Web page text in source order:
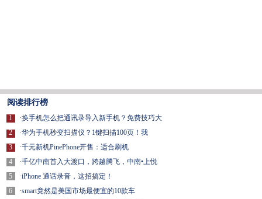
阅读排行榜
1
2
3
4
5
6
·换手机怎么把通讯录导入新手机？免费技巧大
·华为手机秒变扫描仪？1键扫描100页！我
·千元新机PinePhone开售：适合刷机
·千亿中南首入大渡口，跨越腾飞，中南•上悦
·iPhone 通话录音，这招搞定！
·smart竟然是美国市场最便宜的10款车